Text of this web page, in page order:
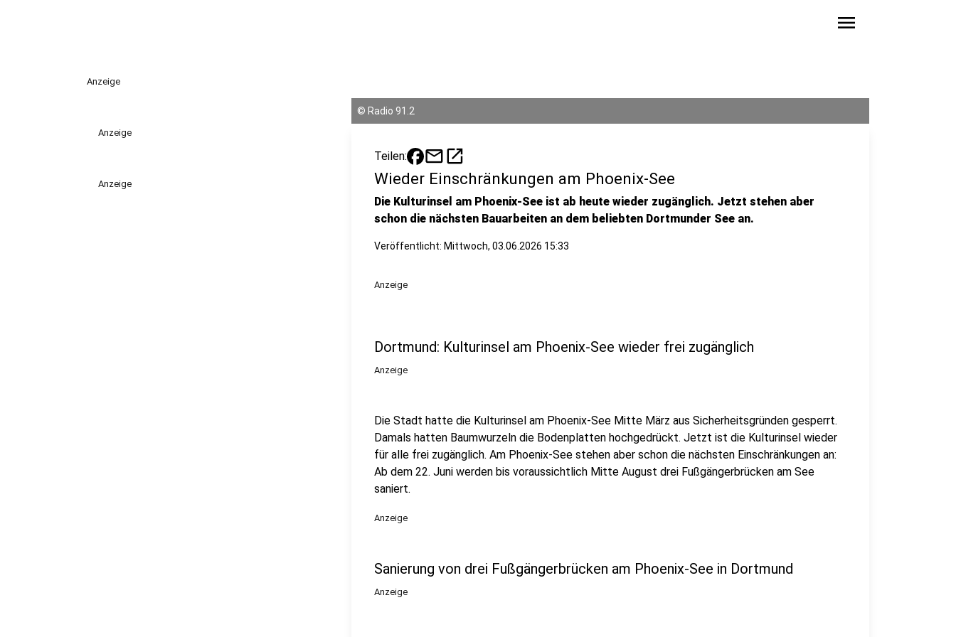
menu
Anzeige
Anzeige
Anzeige
© Radio 91.2
Teilen: mailopen_in_new
Wieder Einschränkungen am Phoenix-See
Die Kulturinsel am Phoenix-See ist ab heute wieder zugänglich. Jetzt stehen aber
schon die nächsten Bauarbeiten an dem beliebten Dortmunder See an.
Veröffentlicht: Mittwoch, 03.06.2026 15:33
Anzeige
Dortmund: Kulturinsel am Phoenix-See wieder frei zugänglich
Anzeige
Die Stadt hatte die Kulturinsel am Phoenix-See Mitte März aus Sicherheitsgründen gesperrt.
Damals hatten Baumwurzeln die Bodenplatten hochgedrückt. Jetzt ist die Kulturinsel wieder
für alle frei zugänglich. Am Phoenix-See stehen aber schon die nächsten Einschränkungen an:
Ab dem 22. Juni werden bis voraussichtlich Mitte August drei Fußgängerbrücken am See
saniert.
Anzeige
Sanierung von drei Fußgängerbrücken am Phoenix-See in Dortmund
Anzeige